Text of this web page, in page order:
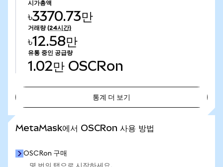
시가총액
৳3370.73만
거래량 (24시간)
৳12.58만
유통 중인 공급량
1.02만 OSCRon
통계 더 보기
MetaMask에서 OSCRon 사용 방법
OSCRon 구매